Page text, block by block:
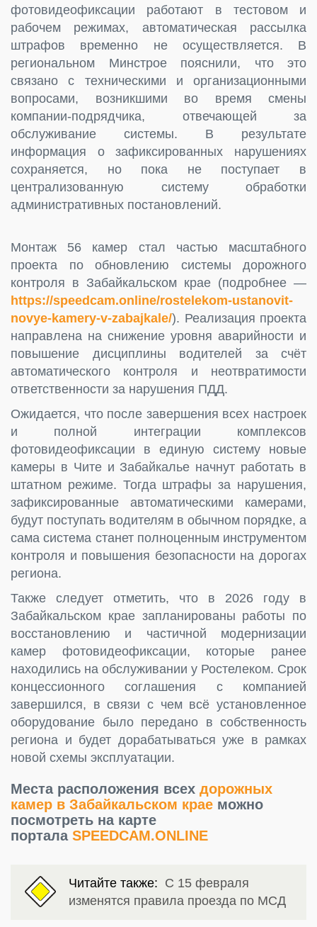
фотовидеофиксации работают в тестовом и
рабочем режимах, автоматическая рассылка
штрафов временно не осуществляется. В
региональном Минстрое пояснили, что это
связано с техническими и организационными
вопросами, возникшими во время смены
компании-подрядчика, отвечающей за
обслуживание системы. В результате
информация о зафиксированных нарушениях
сохраняется, но пока не поступает в
централизованную систему обработки
административных постановлений.
Монтаж 56 камер стал частью масштабного
проекта по обновлению системы дорожного
контроля в Забайкальском крае (подробнее —
https://speedcam.online/rostelekom-ustanovit-
novye-kamery-v-zabajkale/). Реализация проекта
направлена на снижение уровня аварийности и
повышение дисциплины водителей за счёт
автоматического контроля и неотвратимости
ответственности за нарушения ПДД.
Ожидается, что после завершения всех настроек
и полной интеграции комплексов
фотовидеофиксации в единую систему новые
камеры в Чите и Забайкалье начнут работать в
штатном режиме. Тогда штрафы за нарушения,
зафиксированные автоматическими камерами,
будут поступать водителям в обычном порядке, а
сама система станет полноценным инструментом
контроля и повышения безопасности на дорогах
региона.
Также следует отметить, что в 2026 году в
Забайкальском крае запланированы работы по
восстановлению и частичной модернизации
камер фотовидеофиксации, которые ранее
находились на обслуживании у Ростелеком. Срок
концессионного соглашения с компанией
завершился, в связи с чем всё установленное
оборудование было передано в собственность
региона и будет дорабатываться уже в рамках
новой схемы эксплуатации.
Места расположения всех дорожных
камер в Забайкальском крае можно
посмотреть на карте
портала SPEEDCAM.ONLINE
Читайте также: С 15 февраля
изменятся правила проезда по МСД